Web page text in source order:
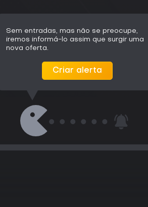
Sem entradas, mas não se preocupe,
iremos informá-lo assim que surgir uma
nova oferta.
Criar alerta